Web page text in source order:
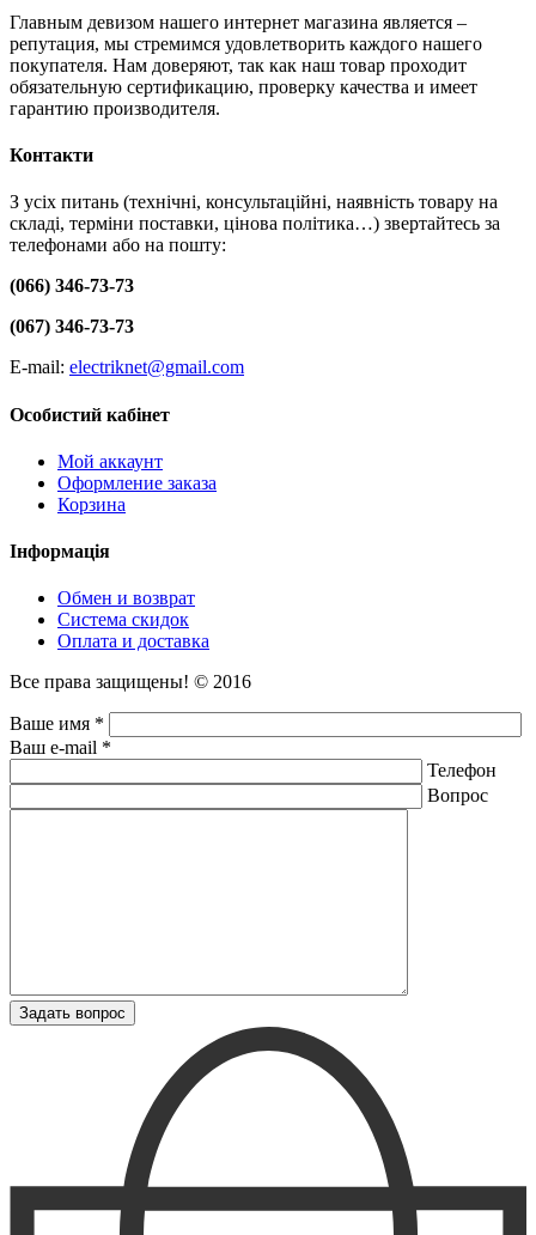
Главным девизом нашего интернет магазина является –
репутация, мы стремимся удовлетворить каждого нашего
покупателя. Нам доверяют, так как наш товар проходит
обязательную сертификацию, проверку качества и имеет
гарантию производителя.
Контакти
З усіх питань (технічні, консультаційні, наявність товару на
складі, терміни поставки, цінова політика…) звертайтесь за
телефонами або на пошту:
(066) 346-73-73
(067) 346-73-73
E-mail: electriknet@gmail.com
Особистий кабінет
Мой аккаунт
Оформление заказа
Корзина
Інформація
Обмен и возврат
Система скидок
Оплата и доставка
Все права защищены! © 2016
Ваше имя *
Ваш e-mail *
Телефон
Вопрос